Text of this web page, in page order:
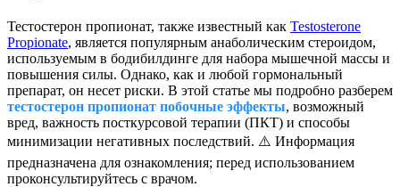
Тестостерон пропионат, также известный как Testosterone
Propionate, является популярным анаболическим стероидом,
используемым в бодибилдинге для набора мышечной массы и
повышения силы. Однако, как и любой гормональный
препарат, он несет риски. В этой статье мы подробно разберем
тестостерон пропионат побочные эффекты, возможный
вред, важность посткурсовой терапии (ПКТ) и способы
минимизации негативных последствий. ⚠️ Информация
предназначена для ознакомления; перед использованием
проконсультируйтесь с врачом.